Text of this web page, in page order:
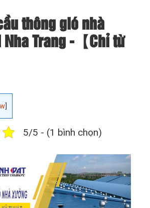
thông gió nhà
Trang -【Chỉ từ
5/5 - (1 bình chọn)